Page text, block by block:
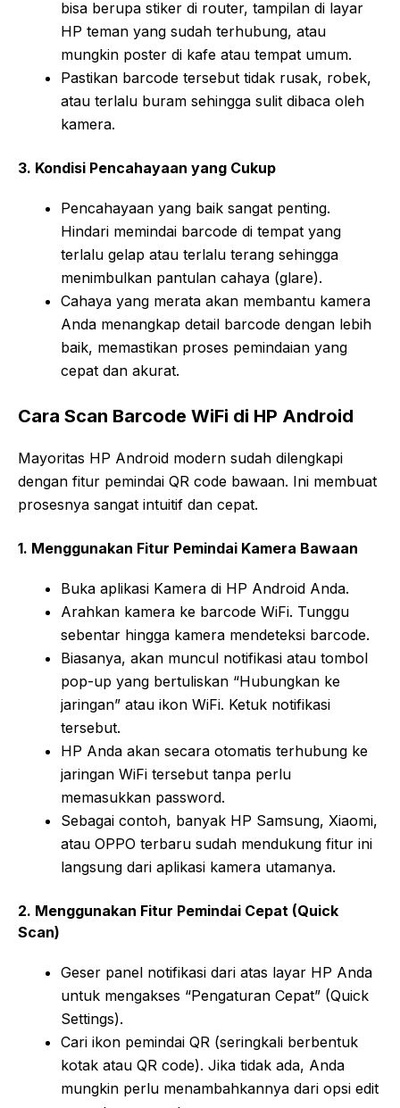
bisa berupa stiker di router, tampilan di layar
HP teman yang sudah terhubung, atau
mungkin poster di kafe atau tempat umum.
Pastikan barcode tersebut tidak rusak, robek,
atau terlalu buram sehingga sulit dibaca oleh
kamera.
3. Kondisi Pencahayaan yang Cukup
Pencahayaan yang baik sangat penting.
Hindari memindai barcode di tempat yang
terlalu gelap atau terlalu terang sehingga
menimbulkan pantulan cahaya (glare).
Cahaya yang merata akan membantu kamera
Anda menangkap detail barcode dengan lebih
baik, memastikan proses pemindaian yang
cepat dan akurat.
Cara Scan Barcode WiFi di HP Android
Mayoritas HP Android modern sudah dilengkapi
dengan fitur pemindai QR code bawaan. Ini membuat
prosesnya sangat intuitif dan cepat.
1. Menggunakan Fitur Pemindai Kamera Bawaan
Buka aplikasi Kamera di HP Android Anda.
Arahkan kamera ke barcode WiFi. Tunggu
sebentar hingga kamera mendeteksi barcode.
Biasanya, akan muncul notifikasi atau tombol
pop-up yang bertuliskan “Hubungkan ke
jaringan” atau ikon WiFi. Ketuk notifikasi
tersebut.
HP Anda akan secara otomatis terhubung ke
jaringan WiFi tersebut tanpa perlu
memasukkan password.
Sebagai contoh, banyak HP Samsung, Xiaomi,
atau OPPO terbaru sudah mendukung fitur ini
langsung dari aplikasi kamera utamanya.
2. Menggunakan Fitur Pemindai Cepat (Quick
Scan)
Geser panel notifikasi dari atas layar HP Anda
untuk mengakses “Pengaturan Cepat” (Quick
Settings).
Cari ikon pemindai QR (seringkali berbentuk
kotak atau QR code). Jika tidak ada, Anda
mungkin perlu menambahkannya dari opsi edit